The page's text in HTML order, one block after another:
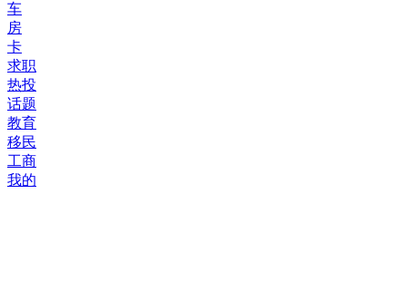
车
房
卡
求职
热投
话题
教育
移民
工商
我的